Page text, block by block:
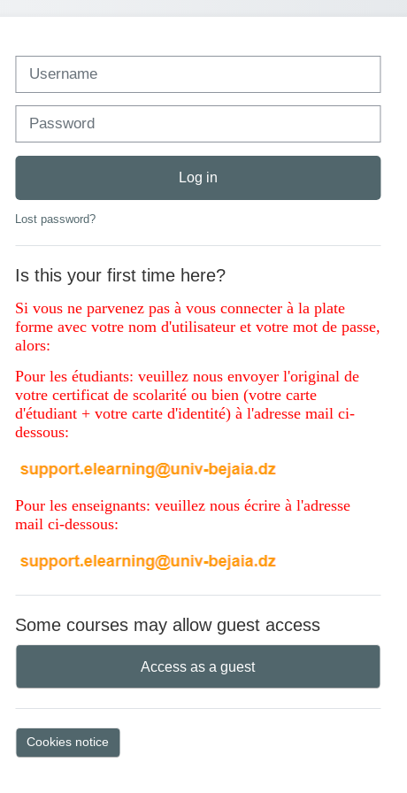
Log in
Lost password?
Is this your first time here?
Si vous ne parvenez pas à vous connecter à la plate
forme avec votre nom d'utilisateur et votre mot de passe,
alors:
Pour les étudiants: veuillez nous envoyer l'original de
votre certificat de scolarité ou bien (votre carte
d'étudiant + votre carte d'identité) à l'adresse mail ci-
dessous:
Pour les enseignants: veuillez nous écrire à l'adresse
mail ci-dessous:
Some courses may allow guest access
Access as a guest
Cookies notice